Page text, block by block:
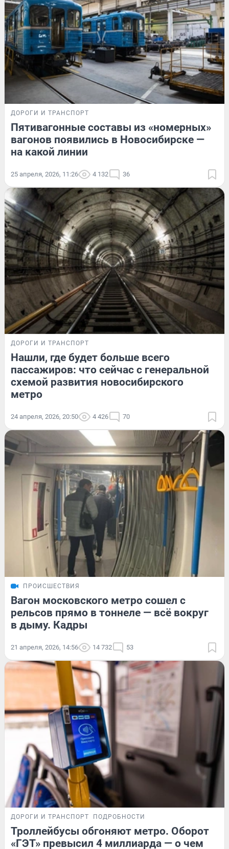
ДОРОГИ И ТРАНСПОРТ
Пятивагонные составы из «номерных»
вагонов появились в Новосибирске —
на какой линии
25 апреля, 2026, 11:26 4 132 36
ДОРОГИ И ТРАНСПОРТ
Нашли, где будет больше всего
пассажиров: что сейчас с генеральной
схемой развития новосибирского
метро
24 апреля, 2026, 20:50 4 426 70
ПРОИСШЕСТВИЯ
Вагон московского метро сошел с
рельсов прямо в тоннеле — всё вокруг
в дыму. Кадры
21 апреля, 2026, 14:56 14 732 53
ДОРОГИ И ТРАНСПОРТ ПОДРОБНОСТИ
Троллейбусы обгоняют метро. Оборот
«ГЭТ» превысил 4 миллиарда — о чем